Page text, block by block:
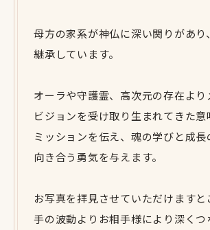
母方の家系が神仏に深い関りがあり
継承しています。
オーラや守護霊、高次元の存在より
ビジョンを受け取り生まれてきた意
ミッションを伝え、魂の学びと成長
向き合う勇気を与えます。
お写真を拝見させていただけますと
手の波動よりお相手様により深くつ